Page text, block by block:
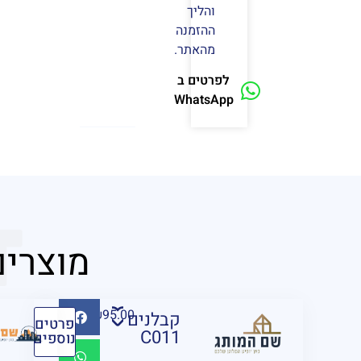
והליך
ההזמנה
מהאתר.
לפרטים ב
WhatsApp
קבלנים
C011
₪95.00 פרטים
נוספים